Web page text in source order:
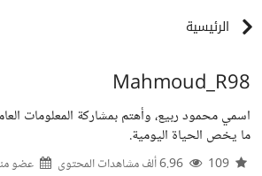
الرئيسية
Mahmoud_R98
اسمي محمود ربيع، وأهتم بمشاركة المعلومات
ما يخص الحياة اليومية.
عضو